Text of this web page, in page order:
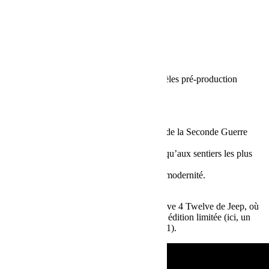
Lancement prévu : Fin de l’été 2026 (modèles pré-production
Hommage historique : Inspiré par les Jeep de la Seconde Guerre
Polyvalence : Adapté aussi bien à la route qu’aux sentiers les plus
Style unique : Alliant nostalgie militaire et modernité.
Ce modèle s’inscrit dans la collection Twelve 4 Twelve de Jeep, où
chaque véhicule est associé à un canard en édition limitée (ici, un
canard à thème militaire avec un insigne ’41).